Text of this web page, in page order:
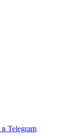
Telegram